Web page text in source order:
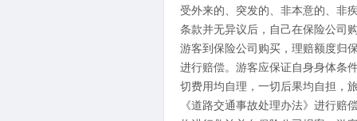
受外来的、突发的、非本意的、非
条款并无异议后，自己在保险公司
游客到保险公司购买，理赔额度归
进行赔偿。游客应保证自身身体条
切费用均自理，一切后果均自担，
《道路交通事故处理办法》进行